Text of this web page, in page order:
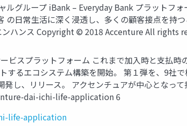
グループ iBank – Everyday Bank プラットフ
日常生活に深く浸透し、多くの顧客接点を持
ハンス Copyright © 2018 Accenture All rights
ビスプラットフォーム これまで加入時と支払
るエコシステム構築を開始。 第１弾を、9社
発し、リリース。 アクセンチュアが中心とな
dai-ichi-life-application 6
life-application